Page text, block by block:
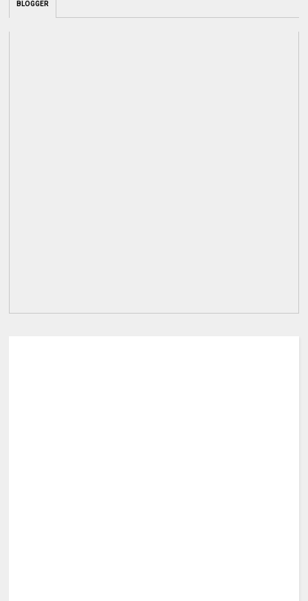
BLOGGER